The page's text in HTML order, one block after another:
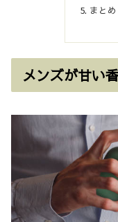
まとめ
メンズが甘い